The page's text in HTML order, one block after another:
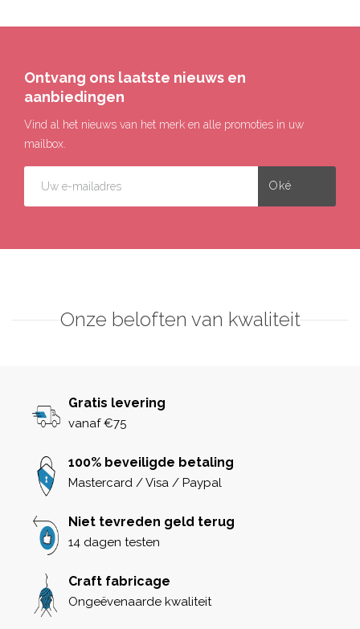
Ontvang ons laatste nieuws en
aanbiedingen
Vind al het nieuws van het merk en alle promoties in uw
mailbox.
Onze beloften van kwaliteit
Gratis levering
vanaf €75
100% beveiligde betaling
Mastercard / Visa / Paypal
Niet tevreden geld terug
14 dagen testen
Craft fabricage
Ongeëvenaarde kwaliteit